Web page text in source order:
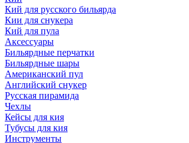
Кий для русского бильярда
Кии для снукера
Кий для пула
Аксессуары
Бильярдные перчатки
Бильярдные шары
Американский пул
Английский снукер
Русская пирамида
Чехлы
Кейсы для кия
Тубусы для кия
Инструменты